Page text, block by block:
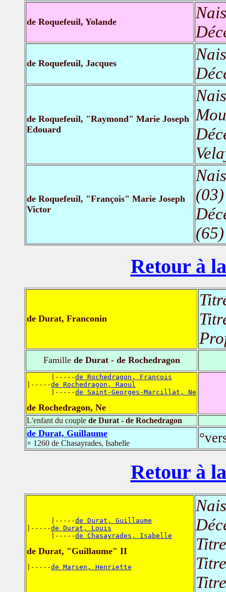
de Roquefeuil, Yolande
de Roquefeuil, Jacques
de Roquefeuil, "Raymond" Marie Joseph
Edouard
de Roquefeuil, "François" Marie Joseph
Victor
(03)
(65)
Retour à
de Durat, Franconin
Famillede Durat - de Rochedragon
      |-----
de Rochedragon, François
|-----de Rochedragon, Raoul
      |-----
de Saint-Georges-Marcillat, Ne
de Rochedragon, Ne
L'enfant du couple de Durat - de Rochedragon
de Durat, Guillaume
× 1260 de Chasayrades, Isabelle
Retour à
      |-----
de Durat, Guillaume
|-----de Durat, Louis
      |-----
de Chasayrades, Isabelle
de Durat, "Guillaume" II
|-----de Marsen, Henriette